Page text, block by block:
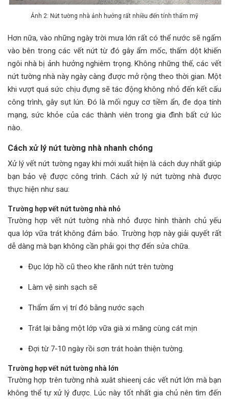
Ảnh 2: Nứt tường nhà ảnh hưởng rất nhiều đến tính thẩm mỹ
Hơn nữa, vào những ngày trời mưa lớn rất có thể nước sẽ ngấm
vào bên trong các vết nứt từ đó gây ẩm mốc, thấm dột khiến
ngôi nhà bị ảnh hưởng nghiêm trọng. Không những thế, các vết
nứt tường nhà này ngày càng được mở rộng theo thời gian. Một
khi vượt quá sức chịu đựng sẽ tác động không nhỏ đến kết cấu
công trình, gây sụt lún. Đó là mối nguy cơ tiềm ẩn, đe dọa tính
mạng, sức khỏe của các thành viên trong gia đình bất cứ lúc
nào.
Cách xử lý nứt tường nhà nhanh chóng
Xử lý vết nứt tường ngay khi mới xuất hiện là cách duy nhất giúp
bạn bảo vệ được công trình. Cách xử lý nứt tường nhà được
thực hiện như sau:
Trường hợp vết nứt tường nhà nhỏ
Trường hợp vết nứt tường nhà nhỏ được hình thành chủ yếu
qua lớp vữa trát không đảm bảo. Trường hợp này giải quyết rất
dễ dàng mà bạn không cần phải gọi thợ đến sửa chữa.
Đục lớp hồ cũ theo khe rãnh nứt trên tường
Làm vệ sinh sạch sẽ
Thẩm ẩm vị trí đó bằng nước sạch
Trát lại bằng một lớp vữa già xi măng cùng cát mịn
Đợi từ 7-10 ngày rồi sơn trát hoàn thiện tường.
Trường hợp vết nứt tường nhà lớn
Trường hợp trên tường nhà xuât shieenj các vết nứt lớn mà bạn
không thể tự xử lý được. Lúc này tốt nhất gia chủ nên tìm đến